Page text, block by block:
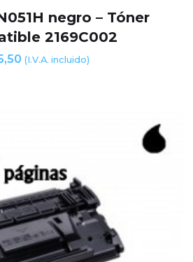
negro – Tóner
2169C002
(I.V.A. incluido)